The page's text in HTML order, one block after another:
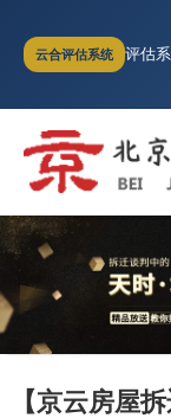
云合评估系统 评估
【京云房屋